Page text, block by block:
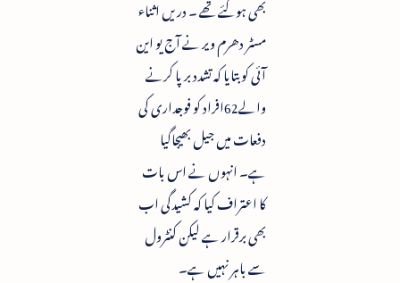
بھی ہوگئے تھے ۔ دریں اثناء
مسٹر دھرم ویر نے آج یو این
آئی کو بتایا کہ تشدد برپا کرنے
والے62افراد کو فوجداری کی
دفعات میں جیل بھیجاگیا
ہے۔ انہوں نے اس بات
کا اعتراف کیا کہ کشیدگی اب
بھی برقرار ہے لیکن کنٹرول
سے باہر نہیں ہے۔